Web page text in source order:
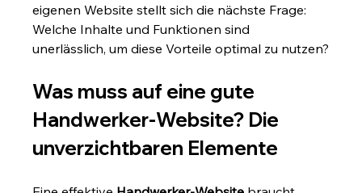
eigenen Website stellt sich die nächste Frage:
Welche Inhalte und Funktionen sind
unerlässlich, um diese Vorteile optimal zu nutzen?
Was muss auf eine gute
Handwerker-Website? Die
unverzichtbaren Elemente